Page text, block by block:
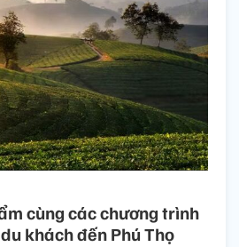
cùng các chương trình
khách đến Phú Thọ